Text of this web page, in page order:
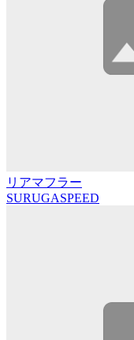
リアマフラー
SURUGASPEED